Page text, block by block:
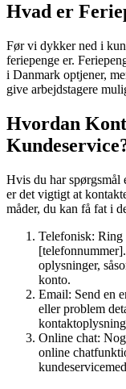
Hvad er
Før vi dykker ned i
feriepenge er.
i Danmark optjener,
give arbejdstagere
Hvordan
Hvis du har spørgsmål
er det vigtigt at
måder, du kan få fat i
Telefonisk: Ring
oplysninger,
konto.
Email: Send en
eller problem
Online chat:
online